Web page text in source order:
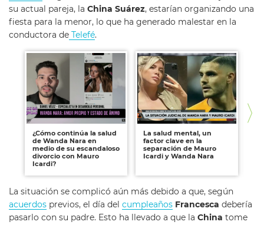
su actual pareja, la China Suárez, estarían organizando una
fiesta para la menor, lo que ha generado malestar en la
conductora de Telefé.
¿Cómo continúa la salud
de Wanda Nara en
medio de su escandaloso
divorcio con Mauro
Icardi?
La salud mental, un
factor clave en la
separación de Mauro
Icardi y Wanda Nara
La situación se complicó aún más debido a que, según
acuerdos previos, el día del cumpleaños Francesca debería
pasarlo con su padre. Esto ha llevado a que la China tome